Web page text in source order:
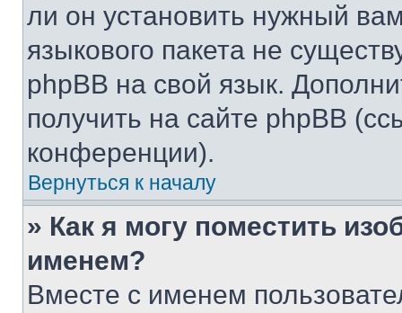
ли он установить нужный
языкового пакета не
phpBB на свой язык.
получить на сайте phpBB
конференции).
Вернуться к началу
» Как я могу поместить
именем?
Вместе с именем